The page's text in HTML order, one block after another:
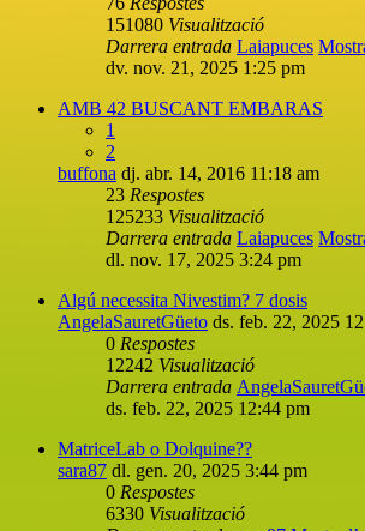
151080 Visualització
Darrera entrada Laiapuces
dv. nov. 21, 2025 1:25 pm
AMB 42 BUSCANT EMBARAS
1
2
buffona dj. abr. 14, 2016 11:18 am
23 Respostes
125233 Visualització
Darrera entrada Laiapuces
dl. nov. 17, 2025 3:24 pm
Algú necessita Nivestim? 7 dosis
AngelaSauretGüeto ds. feb. 22, 2025
0 Respostes
12242 Visualització
Darrera entrada
ds. feb. 22, 2025 12:44 pm
MatriceLab o Dolquine??
sara87 dl. gen. 20, 2025 3:44 pm
0 Respostes
6330 Visualització